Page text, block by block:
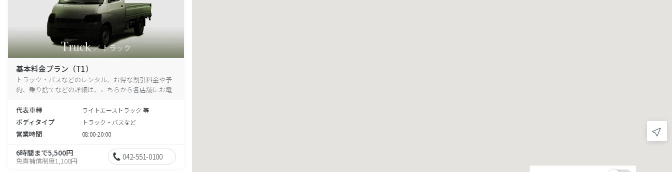
基本料金プラン（T1）
トラック・バスなどのレンタル、お得な割引料金や予
約、乗り捨てなどの詳細は、こちらから各店舗にお電
代表車種
ライトエーストラック 等
ボディタイプ トラック・バスなど
営業時間 08:00-20:00
6時間まで5,500円
免責補償制度1,100円 042-551-0100